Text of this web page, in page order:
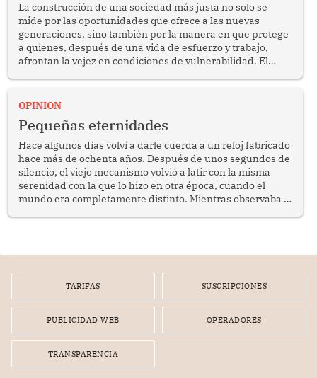
La construcción de una sociedad más justa no solo se
mide por las oportunidades que ofrece a las nuevas
generaciones, sino también por la manera en que protege
a quienes, después de una vida de esfuerzo y trabajo,
afrontan la vejez en condiciones de vulnerabilidad. El
bimestrales el subsidio que reciben los beneficiarios del
reflexionar sobre la importancia de fortalecer las políticas
públicas dirigidas a los adultos mayores en pobreza.
OPINION
Pequeñas eternidades
Hace algunos días volví a darle cuerda a un reloj fabricado
hace más de ochenta años. Después de unos segundos de
silencio, el viejo mecanismo volvió a latir con la misma
serenidad con la que lo hizo en otra época, cuando el
mundo era completamente distinto. Mientras observaba el
TARIFAS SUSCRIPCIONES
PUBLICIDAD WEB OPERADORES
TRANSPARENCIA